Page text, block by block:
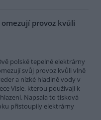
provoz kvůli
polské tepelné elektrárny
svůj provoz kvůli vlně
a nízké hladině vody v
Visle, kterou používají k
Napsala to tisková
přistoupily elektrárny